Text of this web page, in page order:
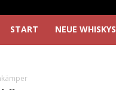
START NEUE WHISKYS